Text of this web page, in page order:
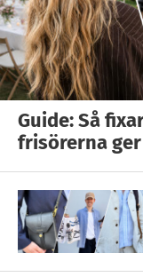
Guide: Så
frisörerna